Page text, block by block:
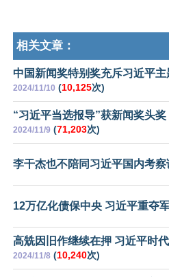
相关文章：
中国新闻奖特别奖充斥习近平
2024/11/10 (10,125次)
“习近平当选报导”获新闻奖头
2024/11/9 (71,203次)
李干杰也不陪同习近平国内考察
12万亿化债保中央 习近平重夺
高兟因旧作继续在押 习近平时
2024/11/8 (10,240次)